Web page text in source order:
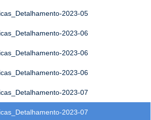
2023-05
2023-06
2023-06
2023-06
2023-07
2023-07